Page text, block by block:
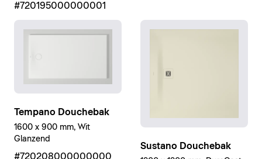
#720195000000001
Tempano Douchebak
1600 x 900 mm, Wit
Glanzend
#720208000000000
Sustano Douchebak